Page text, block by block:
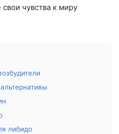
чувства к миру
либидо